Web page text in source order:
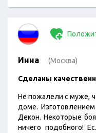
Инна (Москва)
Сделаны
Не пожалели с муже,
доме.
Декон. Некоторые
ничего подобного!